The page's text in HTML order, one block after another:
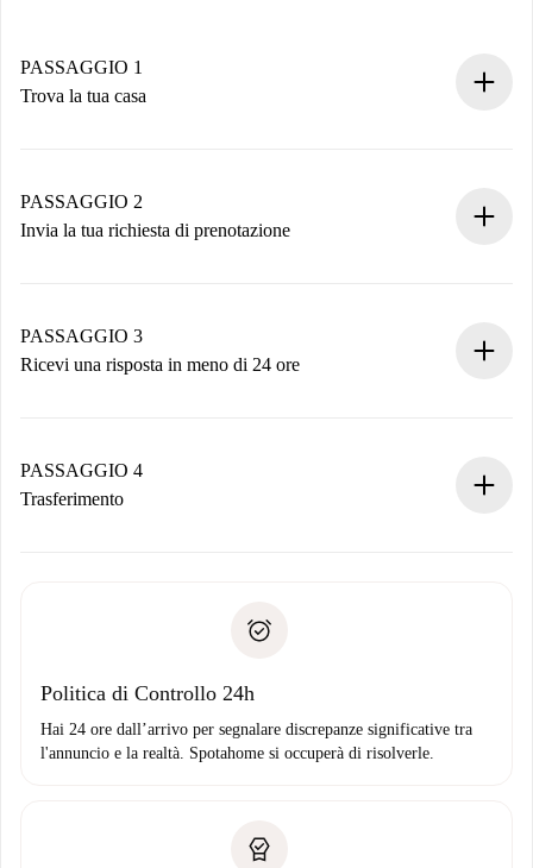
PASSAGGIO 1
Trova la tua casa
Hai tutte le informazioni necessarie in anticipo.
PASSAGGIO 2
Invia la tua richiesta di prenotazione
non accetta.
PASSAGGIO 3
Ricevi una risposta in meno di 24 ore
contatto con il proprietario.
Se rifiutata: non ti addebiteremo nulla e ti proporremo
Domiciliazione del pagamento
PASSAGGIO 4
Trasferimento
solo se non segnali problemi.
Politica di Controllo 24h
Hai 24 ore dall’arrivo per segnalare discrepanze significative tra
l'annuncio e la realtà. Spotahome si occuperà di risolverle.